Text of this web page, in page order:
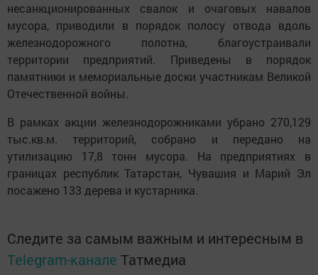
несанкционированных свалок и очаговых навалов
мусора, приводили в порядок полосу отвода вдоль
железнодорожного полотна, благоустраивали
территории предприятий. Приведены в порядок
памятники и мемориальные доски участникам Великой
Отечественной войны.
В рамках акции железнодорожниками убрано 270,129
тыс.кв.м. территорий, собрано и передано на
утилизацию 17,8 тонн мусора. На предприятиях в
границах республик Татарстан, Чувашия и Марий Эл
посажено 133 дерева и кустарника.
Следите за самым важным и интересным в
Telegram-канале Татмедиа